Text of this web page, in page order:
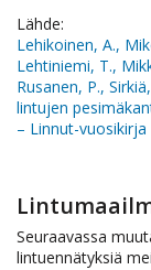
Lähde:
Lehikoinen, A.,
Lehtiniemi, T.,
Rusanen, P.,
lintujen
– Linnut-vuosikirja
Seuraavassa
lintuennätyksiä